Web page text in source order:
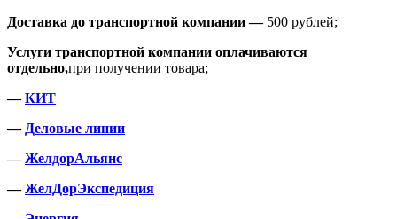
Доставка до транспортной компании —500 рублей;
Услуги транспортной компании оплачиваются
отдельно,при получении товара;
—КИТ
— Деловые линии
—ЖелдорАльянс
—ЖелДорЭкспедиция